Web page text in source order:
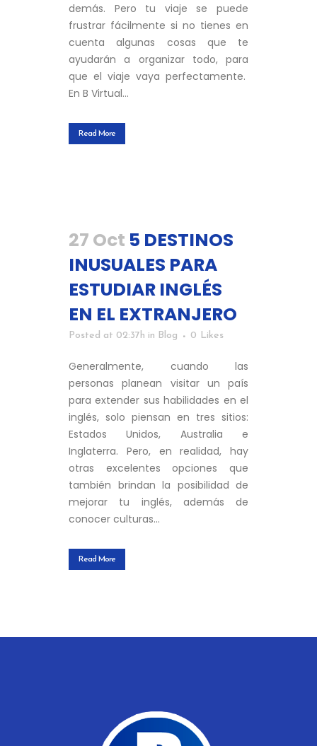
demás. Pero tu viaje se puede
frustrar fácilmente si no tienes en
cuenta algunas cosas que te
ayudarán a organizar todo, para
que el viaje vaya perfectamente.
En B Virtual...
Read More
27 Oct 5 DESTINOS
INUSUALES PARA
ESTUDIAR INGLÉS
EN EL EXTRANJERO
Posted at 02:37h in Blog 0 Likes
Generalmente, cuando las
personas planean visitar un país
para extender sus habilidades en el
inglés, solo piensan en tres sitios:
Estados Unidos, Australia e
Inglaterra. Pero, en realidad, hay
otras excelentes opciones que
también brindan la posibilidad de
mejorar tu inglés, además de
conocer culturas...
Read More